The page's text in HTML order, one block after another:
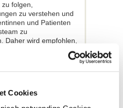
Cookies
folgen,
zu verstehen und
und Patienten
zu
Daher wird empfohlen,
und Bewerbern bereits
daher eine